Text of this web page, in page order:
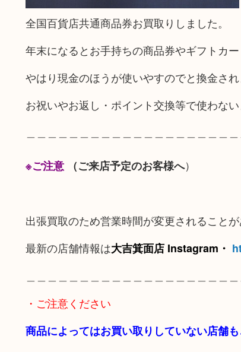
全国百貨店共通商品券お買取りしました。
年末になるとお手持ちの商品券やギフトカ
やはり現金のほうが使いやすのでと換金され
お祝いやお返し・ポイント交換等で使わな
※ご注意（ご来店予定のお客様へ）
出張買取のため営業時間が変更されること
最新の店舗情報は大吉箕面店 Instagram・
・ご注意ください
商品によってはお買い取りしていない店舗